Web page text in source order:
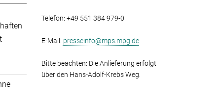
Telefon: +49 551 384 979-0
E-Mail: presseinfo@mps.mpg.de
Bitte beachten: Die Anlieferung erfolgt
über den Hans-Adolf-Krebs Weg.